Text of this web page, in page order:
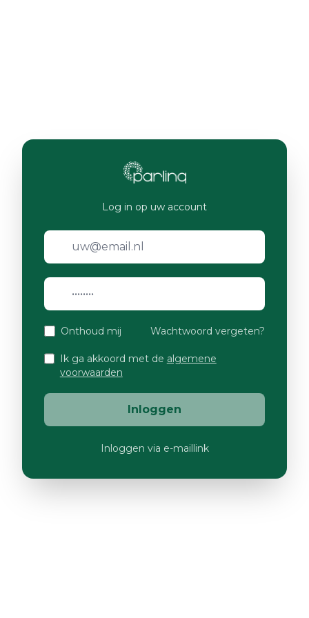
Log in op uw account
Onthoud mij Wachtwoord vergeten?
Ik ga akkoord met de algemene
voorwaarden
Inloggen
Inloggen via e-maillink